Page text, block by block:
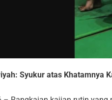
Syukur atas Khatamnya